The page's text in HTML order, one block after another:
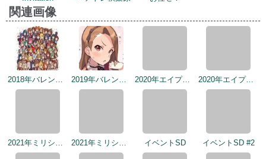
2018年バレンタインデー公式ツイート 2019年バレンタイントップ画面 2020年エイプリルフールネタ 2020年エイプリルフールネタ
2021年ミリシタ4周年カウントダウン（1日前） 2021年ミリシタ4周年トップ画面 イベントSD イベントSD #2
イベントSD #3 2022年エイプリルフールネタ イベントSD #8 イベントSD #10